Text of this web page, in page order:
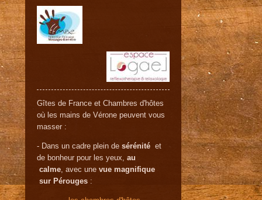
Gîtes de France et Chambres d'hôtes
où les mains de Vérone peuvent vous
masser :
- Dans un cadre plein de sérénitéet
de bonheur pour les yeux, au
calme, avec une vue magnifique
sur Pérouges: